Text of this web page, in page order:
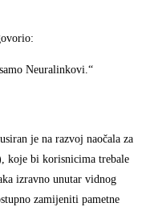
Neuralinkovi.“
je na razvoj naočala za
koje bi korisnicima trebale
izravno unutar vidnog
zamijeniti pametne